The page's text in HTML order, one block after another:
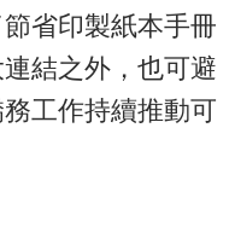
省印製紙本手冊
結之外，也可避
工作持續推動可